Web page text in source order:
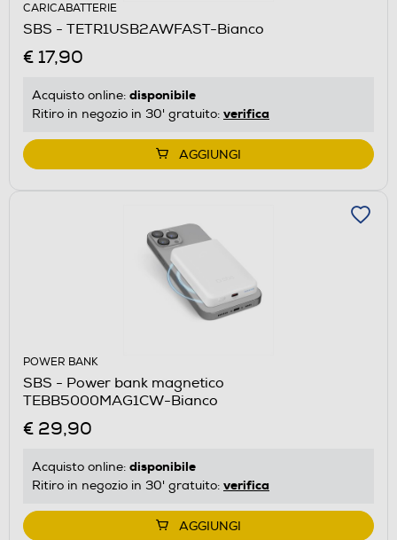
CARICABATTERIE
SBS - TETR1USB2AWFAST-Bianco
€ 17,90
Acquisto online: disponibile
Ritiro in negozio in 30' gratuito: verifica
AGGIUNGI
POWER BANK
SBS - Power bank magnetico
TEBB5000MAG1CW-Bianco
€ 29,90
Acquisto online: disponibile
Ritiro in negozio in 30' gratuito: verifica
AGGIUNGI